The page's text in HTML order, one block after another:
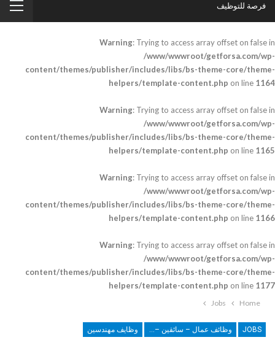
فرصة للتوظيف
Warning: Trying to access array offset on false in
/www/wwwroot/getforsa.com/wp-
content/themes/publisher/includes/libs/bs-theme-core/theme-
helpers/template-content.php on line 1164
Warning: Trying to access array offset on false in
/www/wwwroot/getforsa.com/wp-
content/themes/publisher/includes/libs/bs-theme-core/theme-
helpers/template-content.php on line 1165
Warning: Trying to access array offset on false in
/www/wwwroot/getforsa.com/wp-
content/themes/publisher/includes/libs/bs-theme-core/theme-
helpers/template-content.php on line 1166
Warning: Trying to access array offset on false in
/www/wwwroot/getforsa.com/wp-
content/themes/publisher/includes/libs/bs-theme-core/theme-
helpers/template-content.php on line 1177
Home
Jobs
JOBS وظائف عمال – سائقين – أمن وظايف مهندسين